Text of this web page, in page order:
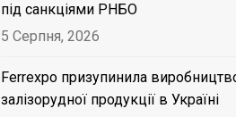
під санкціями РНБО
5 Серпня, 2026
Ferrexpo призупинила
залізорудної продукції в Україні